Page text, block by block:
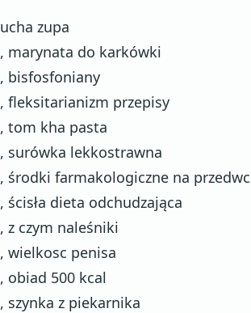
ucha zupa
, marynata do karkówki
, bisfosfoniany
, fleksitarianizm przepisy
, tom kha pasta
, surówka lekkostrawna
, środki farmakologiczne na
, ścisła dieta odchudzająca
, z czym naleśniki
, wielkosc penisa
, obiad 500 kcal
, szynka z piekarnika